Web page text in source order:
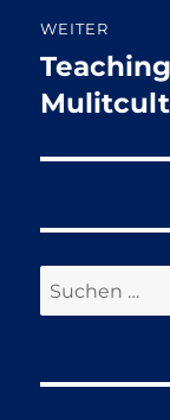
WEITER
Nächster
Beitrag:
Suchen
nach: